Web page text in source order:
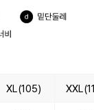
XL(105)